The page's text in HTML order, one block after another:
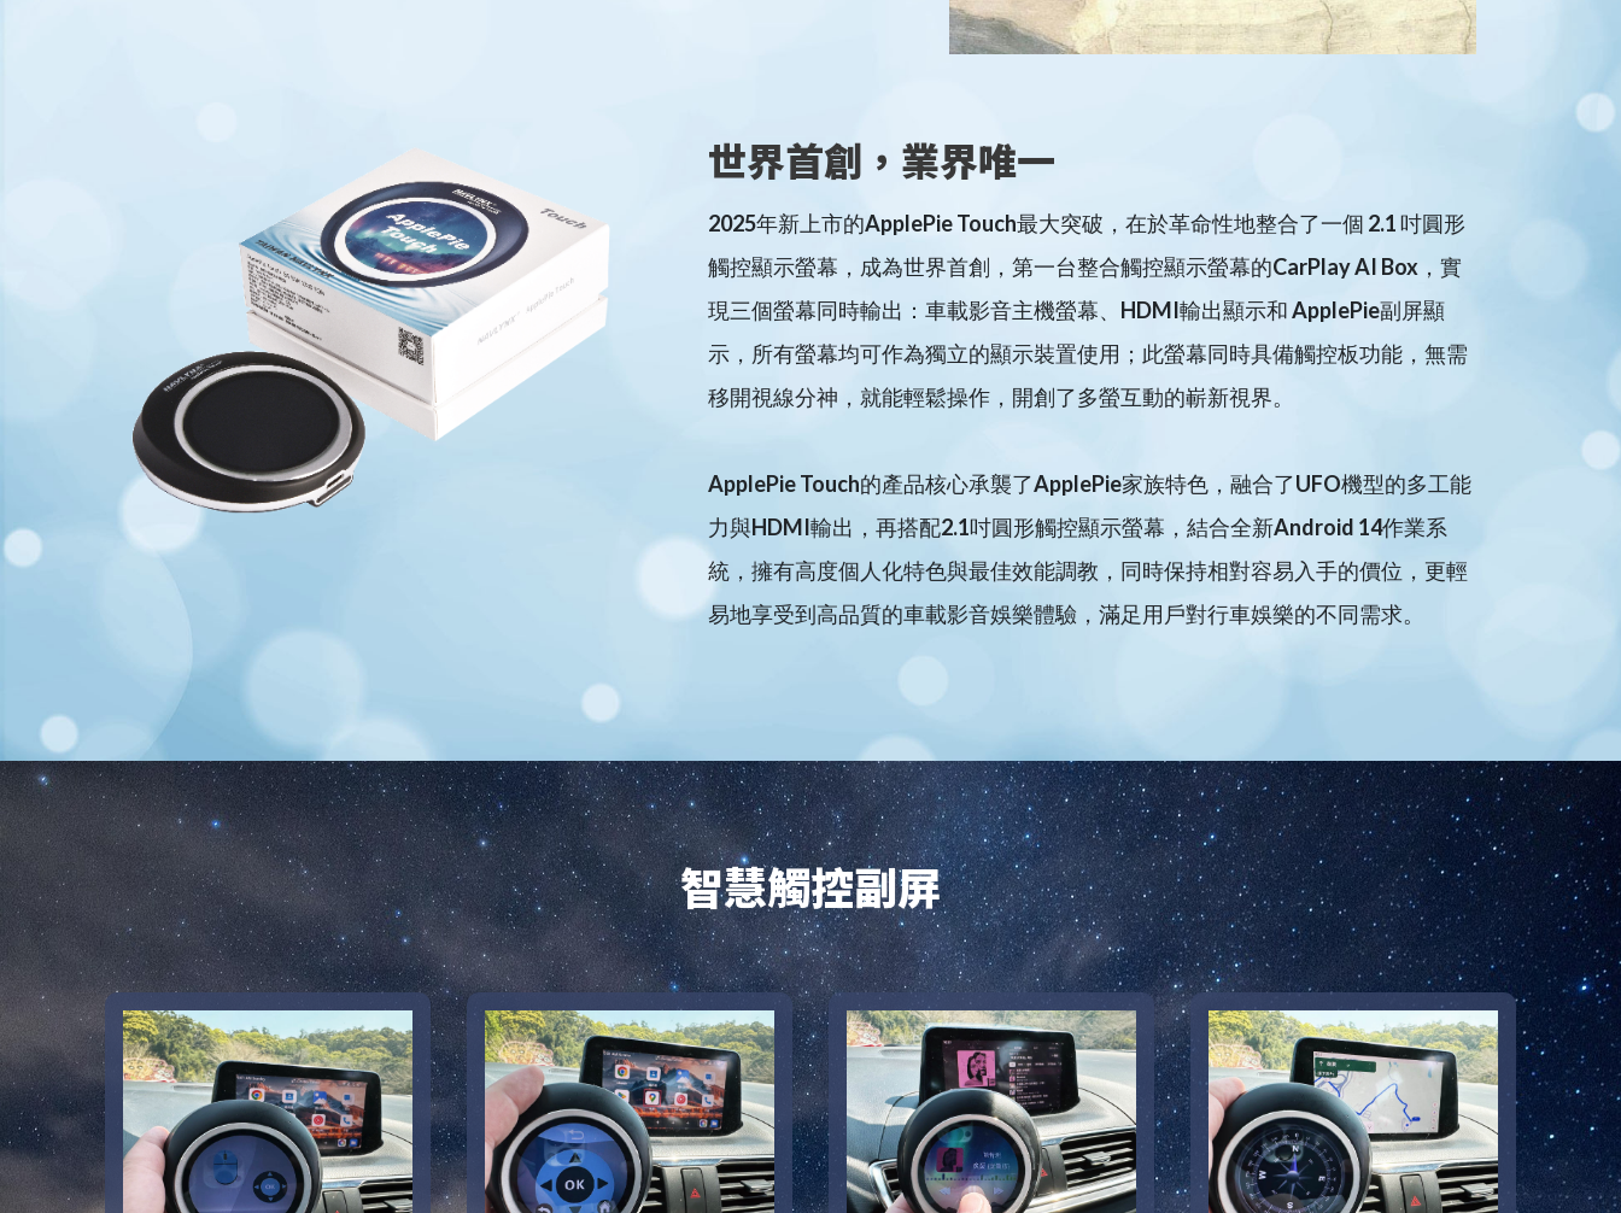
世界首創，業界唯一
2025年新上市的ApplePie Touch最大突破，在於革命性地整合了一個 2.1 吋圓形
觸控顯示螢幕，成為世界首創，第一台整合觸控顯示螢幕的CarPlay AI Box，實
現三個螢幕同時輸出：車載影音主機螢幕、HDMI輸出顯示和 ApplePie副屏顯
示，所有螢幕均可作為獨立的顯示裝置使用；此螢幕同時具備觸控板功能，無需
移開視線分神，就能輕鬆操作，開創了多螢互動的嶄新視界。
ApplePie Touch的產品核心承襲了ApplePie家族特色，融合了UFO機型的多工能
力與HDMI輸出，再搭配2.1吋圓形觸控顯示螢幕，結合全新Android 14作業系
統，擁有高度個人化特色與最佳效能調教，同時保持相對容易入手的價位，更輕
易地享受到高品質的車載影音娛樂體驗，滿足用戶對行車娛樂的不同需求。
智慧觸控副屏